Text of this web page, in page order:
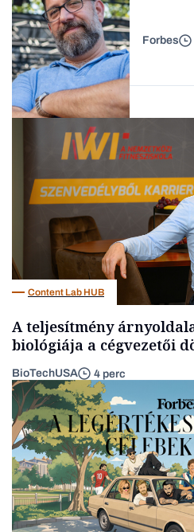
Forbes-sztori
Forbes
Content Lab HUB
A teljesítmény
biológiája a cégvezetői
BioTechUSA 4 perc